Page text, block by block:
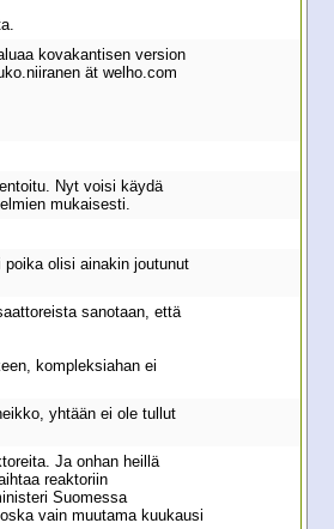
kovakantisen version
ät welho.com
Nyt voisi käydä
mukaisesti.
olisi ainakin joutunut
sanotaan, että
kompleksiahan ei
yhtään ei ole tullut
Ja onhan heillä
reaktoriin
Suomessa
vain muutama kuukausi